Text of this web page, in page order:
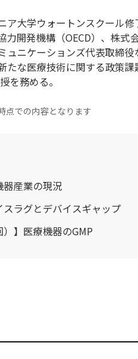
ア大学ウォートンスクール
力開発機構（OECD）、株式
ュニケーションズ代表取締
たな医療技術に関する政策
を務める。
点での内容となります
産業の現況
ラグとデバイスギャップ
】医療機器のGMP